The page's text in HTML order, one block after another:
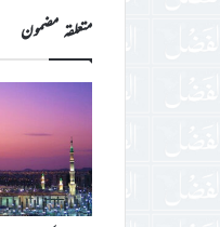
متعلقہ مضمون